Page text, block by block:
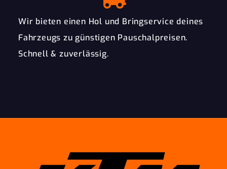
Wir bieten einen Hol und Bringservice deines
Fahrzeugs zu günstigen Pauschalpreisen.
Schnell & zuverlässig.